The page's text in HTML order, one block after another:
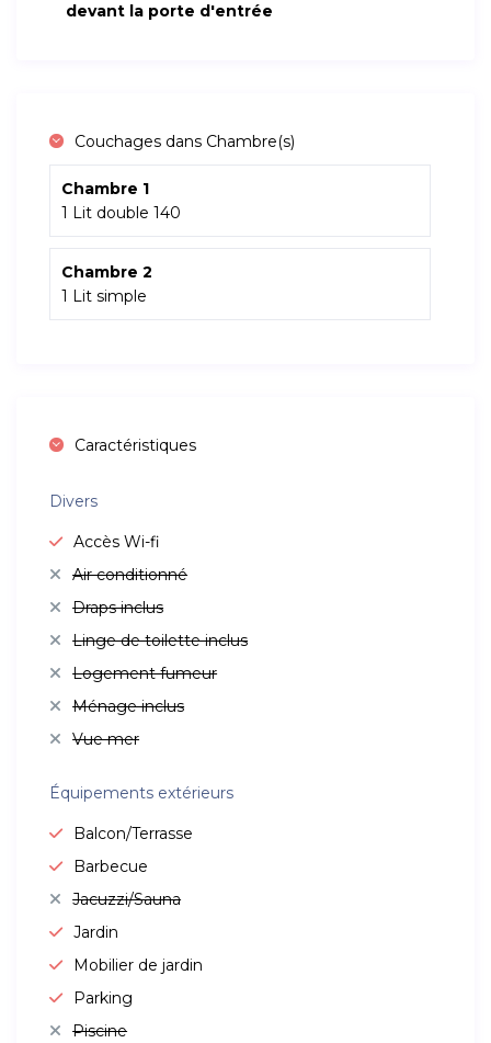
devant la porte d'entrée
Couchages dans Chambre(s)
Chambre 1
1 Lit double 140
Chambre 2
1 Lit simple
Caractéristiques
Divers
Accès Wi-fi
Air conditionné
Draps inclus
Linge de toilette inclus
Logement fumeur
Ménage inclus
Vue mer
Équipements extérieurs
Balcon/Terrasse
Barbecue
Jacuzzi/Sauna
Jardin
Mobilier de jardin
Parking
Piscine